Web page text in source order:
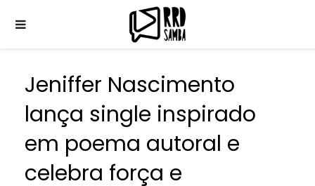
Jeniffer Nascimento
lança single inspirado
em poema autoral e
celebra força e